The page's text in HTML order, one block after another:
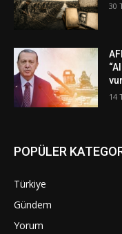
30
14
POPÜLER
Türkiye
Gündem
Yorum